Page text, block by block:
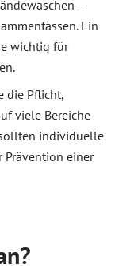
–
Ein
wichtig für
die Pflicht,
viele Bereiche
individuelle
Prävention einer